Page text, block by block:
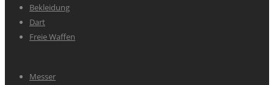
Bekleidung
Dart
Freie Waffen
Messer